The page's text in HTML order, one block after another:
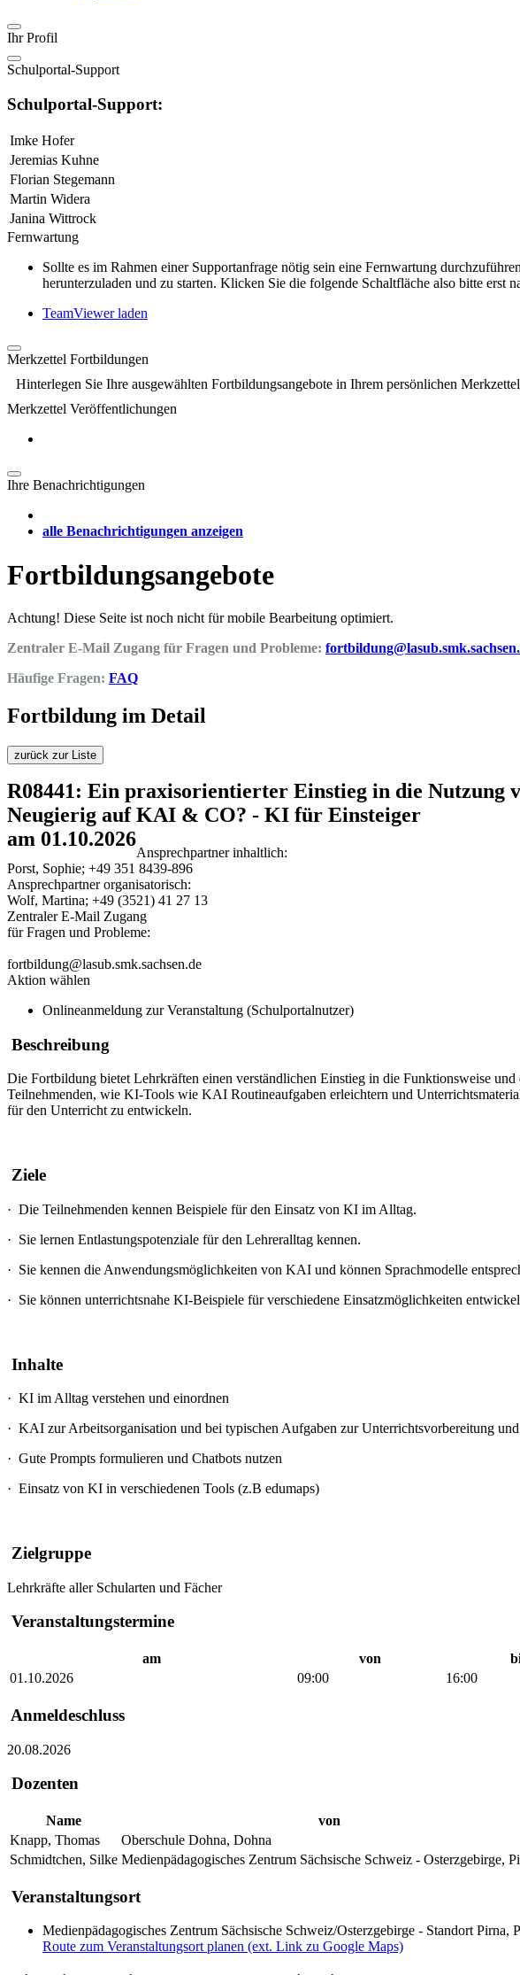
Ihr Profil
Schulportal-Support
Schulportal-Support:
Imke Hofer
Jeremias Kuhne
Florian Stegemann
Martin Widera
Janina Wittrock
Fernwartung
Sollte es im Rahmen einer Supportanfrage nötig sein eine Fernwartung
herunterzuladen und zu starten. Klicken Sie die folgende Schaltfläche also bitte erst
TeamViewer laden
Merkzettel Fortbildungen
Hinterlegen Sie Ihre ausgewählten Fortbildungsangebote in Ihrem persönlichen
Merkzettel Veröffentlichungen
Ihre Benachrichtigungen
alle Benachrichtigungen anzeigen
Fortbildungsangebote
Achtung! Diese Seite ist noch nicht für mobile Bearbeitung optimiert.
Zentraler E-Mail Zugang für Fragen und Probleme:
Häufige Fragen: FAQ
Fortbildung im Detail
zurück zur Liste
R08441: Ein praxisorientierter Einstieg in die Nutzung
Neugierig auf KAI & CO? - KI für Einsteiger
am 01.10.2026
Ansprechpartner inhaltlich:
Porst, Sophie; +49 351 8439-896
Ansprechpartner organisatorisch:
Wolf, Martina; +49 (3521) 41 27 13
Zentraler E-Mail Zugang
für Fragen und Probleme:
fortbildung@lasub.smk.sachsen.de
Aktion wählen
Onlineanmeldung zur Veranstaltung (Schulportalnutzer)
Beschreibung
Die Fortbildung bietet Lehrkräften einen verständlichen Einstieg in die Funktionsweise
Teilnehmenden, wie KI-Tools wie KAI Routineaufgaben erleichtern und
für den Unterricht zu entwickeln.
Ziele
· Die Teilnehmenden kennen Beispiele für den Einsatz von KI im Alltag.
· Sie lernen Entlastungspotenziale für den Lehreralltag kennen.
· Sie kennen die Anwendungsmöglichkeiten von KAI und können Sprachmodelle
· Sie können unterrichtsnahe KI-Beispiele für verschiedene Einsatzmöglichkeiten
Inhalte
· KI im Alltag verstehen und einordnen
· KAI zur Arbeitsorganisation und bei typischen Aufgaben zur Unterrichtsvorbereitung
· Gute Prompts formulieren und Chatbots nutzen
· Einsatz von KI in verschiedenen Tools (z.B edumaps)
Zielgruppe
Lehrkräfte aller Schularten und Fächer
Veranstaltungstermine
am von
01.10.2026
09:00 16:00
Anmeldeschluss
20.08.2026
Dozenten
Name
von
Knapp, Thomas
Oberschule Dohna, Dohna
Schmidtchen, Silke Medienpädagogisches Zentrum Sächsische Schweiz - Osterzgebirge,
Veranstaltungsort
Medienpädagogisches Zentrum Sächsische Schweiz/Osterzgebirge - Standort Pirna,
Route zum Veranstaltungsort planen (ext. Link zu Google Maps)